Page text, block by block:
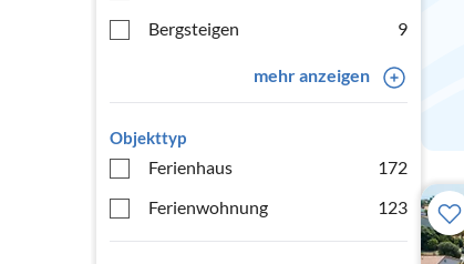
Bergsteigen
9
mehr anzeigen
Objekttyp
Ferienhaus
172
Ferienwohnung
123